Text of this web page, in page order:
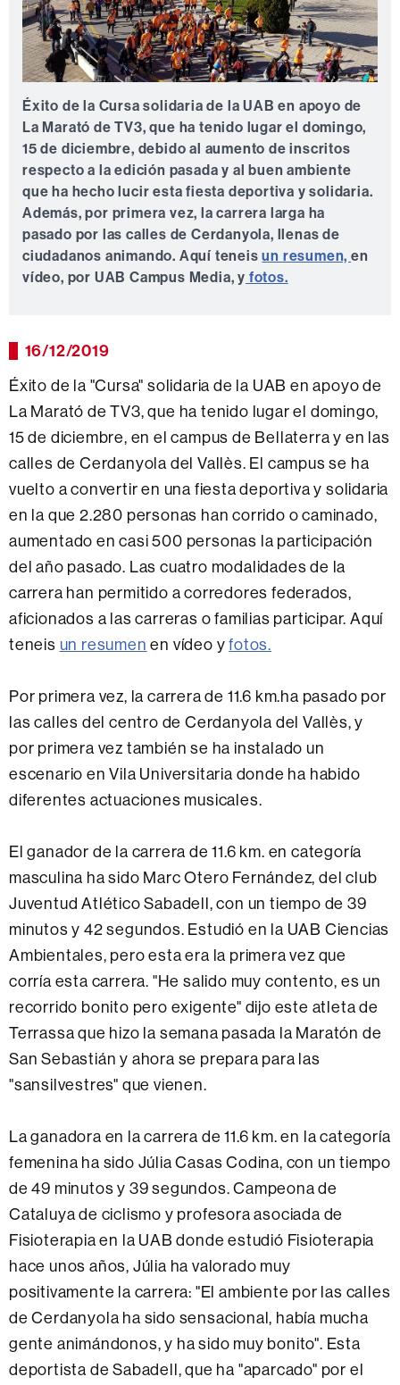
Éxito de la Cursa solidaria de la UAB en apoyo de
La Marató de TV3, que ha tenido lugar el domingo,
15 de diciembre, debido al aumento de inscritos
respecto a la edición pasada y al buen ambiente
que ha hecho lucir esta fiesta deportiva y solidaria.
Además, por primera vez, la carrera larga ha
pasado por las calles de Cerdanyola, llenas de
ciudadanos animando. Aquí teneisun resumen,en
vídeo, por UAB Campus Media, y fotos.
16/12/2019
Éxito de la "Cursa" solidaria de la UAB en apoyo de
La Marató de TV3, que ha tenido lugar el domingo,
15 de diciembre, en el campus de Bellaterra y en las
calles de Cerdanyola del Vallès. El campus se ha
vuelto a convertir en una fiesta deportiva y solidaria
en la que 2.280 personas han corrido o caminado,
aumentado en casi 500 personas la participación
del año pasado. Las cuatro modalidades de la
carrera han permitido a corredores federados,
aficionados a las carreras o familias participar. Aquí
teneis un resumen en vídeo yfotos.
Por primera vez, la carrera de 11.6 km.ha pasado por
las calles del centro de Cerdanyola del Vallès, y
por primera vez también se ha instalado un
escenario en Vila Universitaria donde ha habido
diferentes actuaciones musicales.
El ganador de la carrera de 11.6 km. en categoría
masculina ha sido Marc Otero Fernández, del club
Juventud Atlético Sabadell, con un tiempo de 39
minutos y 42 segundos. Estudió en la UAB Ciencias
Ambientales, pero esta era la primera vez que
corría esta carrera. "He salido muy contento, es un
recorrido bonito pero exigente" dijo este atleta de
Terrassa que hizo la semana pasada la Maratón de
San Sebastián y ahora se prepara para las
"sansilvestres" que vienen.
La ganadora en la carrera de 11.6 km. en la categoría
femenina ha sido Júlia Casas Codina, con un tiempo
de 49 minutos y 39 segundos. Campeona de
Cataluya de ciclismo y profesora asociada de
Fisioterapia en la UAB donde estudió Fisioterapia
hace unos años, Júlia ha valorado muy
positivamente la carrera: "El ambiente por las calles
de Cerdanyola ha sido sensacional, había mucha
gente animándonos, y ha sido muy bonito". Esta
deportista de Sabadell, que ha "aparcado" por el